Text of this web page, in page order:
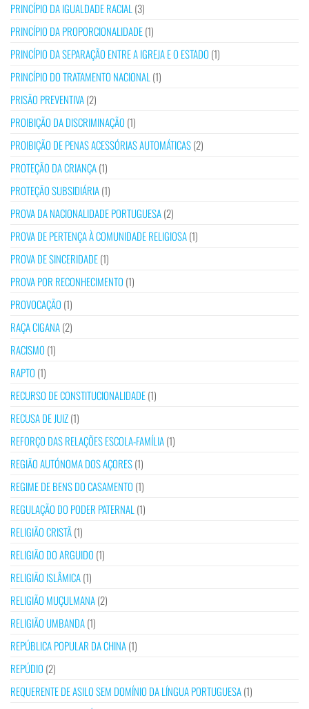
PRINCÍPIO DA IGUALDADE RACIAL (3)
PRINCÍPIO DA PROPORCIONALIDADE(1)
PRINCÍPIO DA SEPARAÇÃO ENTRE A IGREJA E O ESTADO (1)
PRINCÍPIO DO TRATAMENTO NACIONAL (1)
PRISÃO PREVENTIVA(2)
PROIBIÇÃO DA DISCRIMINAÇÃO (1)
PROIBIÇÃO DE PENAS ACESSÓRIAS AUTOMÁTICAS(2)
PROTEÇÃO DA CRIANÇA(1)
PROTEÇÃO SUBSIDIÁRIA(1)
PROVA DA NACIONALIDADE PORTUGUESA(2)
PROVA DE PERTENÇA À COMUNIDADE RELIGIOSA(1)
PROVA DE SINCERIDADE(1)
PROVA POR RECONHECIMENTO (1)
PROVOCAÇÃO (1)
RAÇA CIGANA(2)
RACISMO (1)
RAPTO (1)
RECURSO DE CONSTITUCIONALIDADE(1)
RECUSA DE JUIZ(1)
REFORÇO DAS RELAÇÕES ESCOLA-FAMÍLIA(1)
REGIÃO AUTÓNOMA DOS AÇORES(1)
REGIME DE BENS DO CASAMENTO (1)
REGULAÇÃO DO PODER PATERNAL (1)
RELIGIÃO CRISTÃ(1)
RELIGIÃO DO ARGUIDO (1)
RELIGIÃO ISLÂMICA(1)
RELIGIÃO MUÇULMANA(2)
RELIGIÃO UMBANDA(1)
REPÚBLICA POPULAR DA CHINA(1)
REPÚDIO (2)
REQUERENTE DE ASILO SEM DOMÍNIO DA LÍNGUA PORTUGUESA(1)